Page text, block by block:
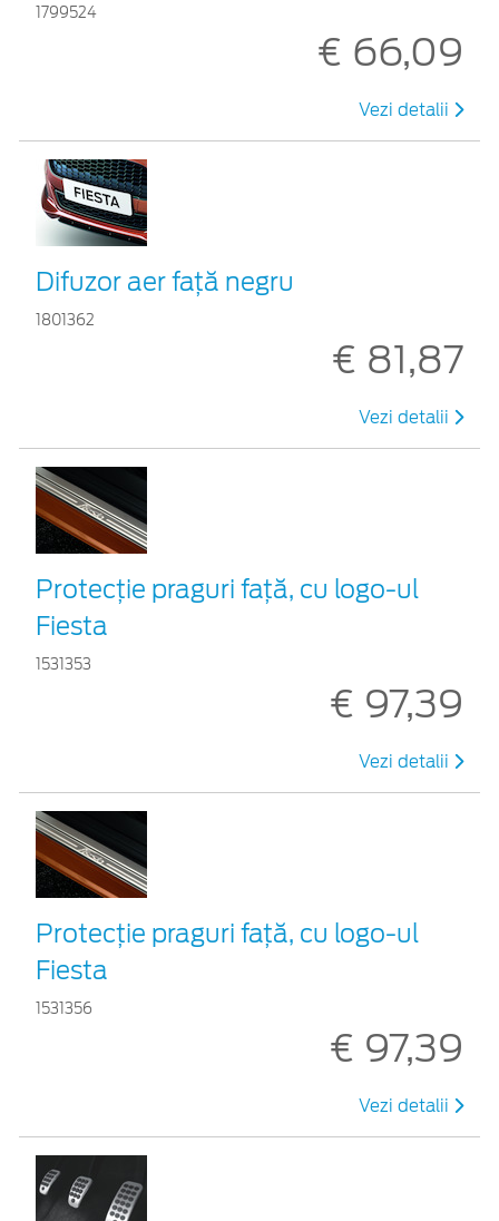
1799524
€ 66,09
Vezi detalii
Difuzor aer faţă negru
1801362
€ 81,87
Vezi detalii
Protecţie praguri faţă, cu logo-ul
Fiesta
1531353
€ 97,39
Vezi detalii
Protecţie praguri faţă, cu logo-ul
Fiesta
1531356
€ 97,39
Vezi detalii